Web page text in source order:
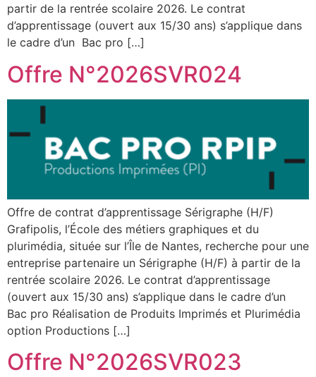
partir de la rentrée scolaire 2026. Le contrat
d’apprentissage (ouvert aux 15/30 ans) s’applique dans
le cadre d’un Bac pro […]
Offre N°2026SVR024
Offre de contrat d’apprentissage Sérigraphe (H/F)
Grafipolis, l’École des métiers graphiques et du
plurimédia, située sur l’Île de Nantes, recherche pour une
entreprise partenaire un Sérigraphe (H/F) à partir de la
rentrée scolaire 2026. Le contrat d’apprentissage
(ouvert aux 15/30 ans) s’applique dans le cadre d’un
Bac pro Réalisation de Produits Imprimés et Plurimédia
option Productions […]
Offre N°2026SVR023